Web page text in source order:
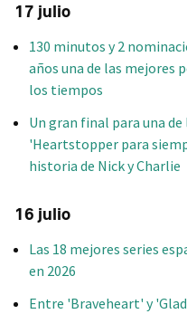
17 julio
130 minutos y 2
años una de las mejores
los tiempos
Un gran final para una
'Heartstopper para
historia de Nick y Charlie
16 julio
Las 18 mejores series
en 2026
Entre 'Braveheart' y